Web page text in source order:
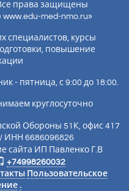
права защищены
med-nmo.ru»
специалистов, курсы
повышение
- пятница, с 9:00 до 18:00.
круглосуточно
Обороны 51К, офис 417
ИНН 6686096826
сайта ИП Павленко Г.В
+74998260032
Пользовательское
.